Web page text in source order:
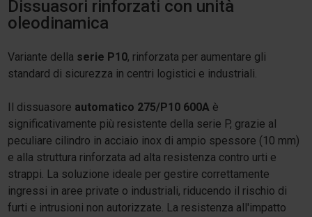
Dissuasori rinforzati con unità
oleodinamica
Variante della serie P10, rinforzata per aumentare gli
standard di sicurezza in centri logistici e industriali.
Il dissuasore automatico 275/P10 600Aè
significativamente più resistente della serie P, grazie al
peculiare cilindro in acciaio inox di ampio spessore (10 mm)
e alla struttura rinforzata ad alta resistenza contro urti e
strappi. La soluzione ideale per gestire correttamente
ingressi in aree private o industriali, riducendo il rischio di
furti e intrusioni non autorizzate. La resistenza all'impatto